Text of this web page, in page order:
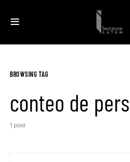
BROWSING TAG
conteo de
1 post